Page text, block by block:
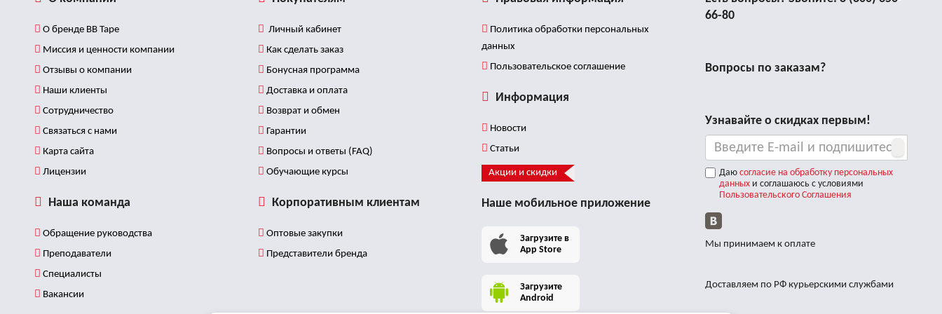
О бренде BB Tape
Миссия и ценности компании
Отзывы о компании
Наши клиенты
Сотрудничество
Связаться с нами
Карта сайта
Лицензии
Наша команда
Обращение руководства
Преподаватели
Специалисты
Вакансии
Личный кабинет
Как сделать заказ
Бонусная программа
Доставка и оплата
Возврат и обмен
Гарантии
Вопросы и ответы (FAQ)
Обучающие курсы
Корпоративным клиентам
Оптовые закупки
Представители бренда
Политика обработки персональных
данных
Пользовательское соглашение
Информация
Новости
Статьи
Акции и скидки
Наше мобильное приложение
Загрузите в
App Store
Загрузите
Android
66-80
Вопросы по заказам?
Узнавайте о скидках первым!
Даюсогласие на обработку персональных
данных и соглашаюсь с условиями
Пользовательского Соглашения
Мы принимаем к оплате
Доставляем по РФ курьерскими службами